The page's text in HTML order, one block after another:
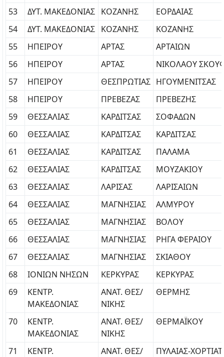
53
ΔΥΤ. ΜΑΚΕΔΟΝΙΑΣ ΚΟΖΑΝΗΣ
ΕΟΡΔΑΙΑΣ
54
ΔΥΤ. ΜΑΚΕΔΟΝΙΑΣ ΚΟΖΑΝΗΣ
ΚΟΖΑΝΗΣ
55
ΗΠΕΙΡΟΥ ΑΡΤΑΣ
ΑΡΤΑΙΩΝ
56
ΗΠΕΙΡΟΥ ΑΡΤΑΣ
ΝΙΚΟΛΑΟΥ
57
ΗΠΕΙΡΟΥ ΘΕΣΠΡΩΤΙΑΣ ΗΓΟΥΜΕΝΙΤΣΑΣ
58
ΗΠΕΙΡΟΥ ΠΡΕΒΕΖΑΣ
ΠΡΕΒΕΖΗΣ
59
ΘΕΣΣΑΛΙΑΣ ΚΑΡΔΙΤΣΑΣ
ΣΟΦΑΔΩΝ
60
ΘΕΣΣΑΛΙΑΣ ΚΑΡΔΙΤΣΑΣ
ΚΑΡΔΙΤΣΑΣ
61
ΘΕΣΣΑΛΙΑΣ ΚΑΡΔΙΤΣΑΣ
ΠΑΛΑΜΑ
62
ΘΕΣΣΑΛΙΑΣ ΚΑΡΔΙΤΣΑΣ
ΜΟΥΖΑΚΙΟΥ
63
ΘΕΣΣΑΛΙΑΣ ΛΑΡΙΣΑΣ
ΛΑΡΙΣΑΙΩΝ
64
ΘΕΣΣΑΛΙΑΣ ΜΑΓΝΗΣΙΑΣ
ΑΛΜΥΡΟΥ
65
ΘΕΣΣΑΛΙΑΣ ΜΑΓΝΗΣΙΑΣ
ΒΟΛΟΥ
66
ΘΕΣΣΑΛΙΑΣ ΜΑΓΝΗΣΙΑΣ
ΡΗΓΑ ΦΕΡΑΙΟΥ
67
ΘΕΣΣΑΛΙΑΣ ΜΑΓΝΗΣΙΑΣ
ΣΚΙΑΘΟΥ
68
ΙΟΝΙΩΝ ΝΗΣΩΝ ΚΕΡΚΥΡΑΣ
ΚΕΡΚΥΡΑΣ
69
ΚΕΝΤΡ.
ΜΑΚΕΔΟΝΙΑΣ
ΑΝΑΤ. ΘΕΣ/
ΝΙΚΗΣ
ΘΕΡΜΗΣ
70
ΚΕΝΤΡ.
ΜΑΚΕΔΟΝΙΑΣ
ΑΝΑΤ. ΘΕΣ/
ΝΙΚΗΣ
ΘΕΡΜΑΪΚΟΥ
71
ΚΕΝΤΡ.
ΑΝΑΤ. ΘΕΣ/
ΠΥΛΑΙΑΣ-